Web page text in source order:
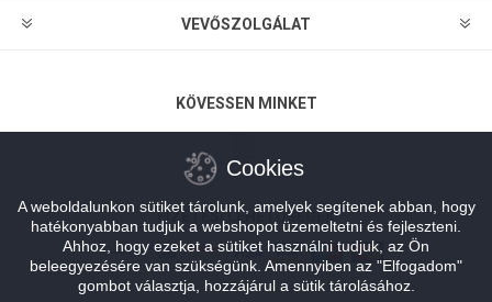
VEVŐSZOLGÁLAT
KÖVESSEN MINKET
FIZETÉSI LEHETŐSÉGEK
Cookies
A weboldalunkon sütiket tárolunk, amelyek segítenek abban, hogy
hatékonyabban tudjuk a webshopot üzemeltetni és fejleszteni.
Ahhoz, hogy ezeket a sütiket használni tudjuk, az Ön
beleegyezésére van szükségünk. Amennyiben az "Elfogadom"
gombot választja, hozzájárul a sütik tárolásához.